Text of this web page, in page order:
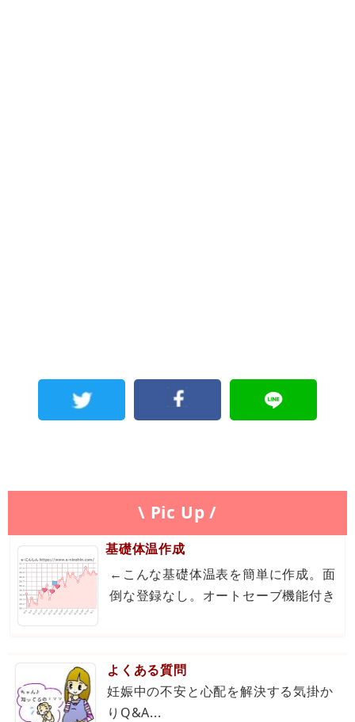
\ Pic Up /
基礎体温作成
←こんな基礎体温表を簡単に作成。面
倒な登録なし。オートセーブ機能付き
よくある質問
妊娠中の不安と心配を解決する気掛か
りQ&A...